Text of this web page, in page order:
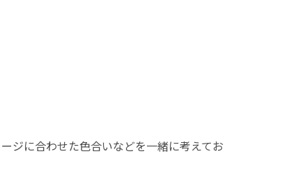
ジに合わせた色合いなどを一緒に考えてお